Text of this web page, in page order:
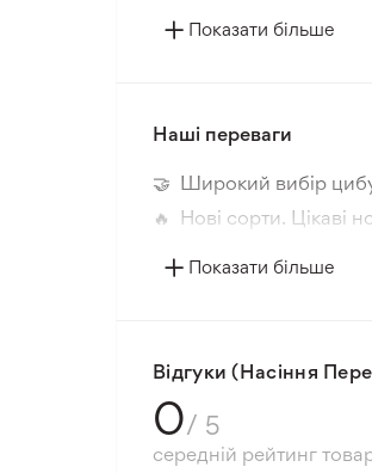
Показати більше
Наші переваги
🤝 Широкий вибір
🔥 Нові сорти. Цікаві
📸 Відповідність
Показати більше
Відгуки (Насіння
0/ 5
середній рейтинг